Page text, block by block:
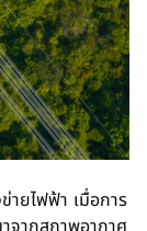
ายไฟฟ้า เมื่อการ
จากสภาพอากาศ